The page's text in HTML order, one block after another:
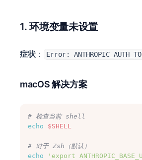
1. 环境变量未设置
症状 ： Error:
macOS 解决方案
# 检查当前 shell
echo
$SHELL
# 对于 Zsh（默认）
echo
'export